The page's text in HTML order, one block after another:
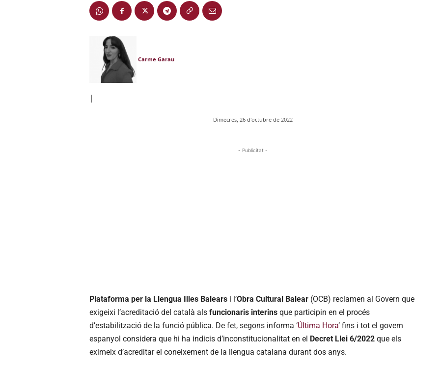
Carme Garau
|
Dimecres, 26 d'octubre de 2022
- Publicitat -
Plataforma per la Llengua Illes Balears i l’Obra Cultural Balear (OCB) reclamen al Govern que
exigeixi l’acreditació del català als funcionaris interins que participin en el procés
d’estabilització de la funció pública. De fet, segons informa ‘Última Hora‘ fins i tot el govern
espanyol considera que hi ha indicis d’inconstitucionalitat en el Decret Llei 6/2022 que els
eximeix d’acreditar el coneixement de la llengua catalana durant dos anys.